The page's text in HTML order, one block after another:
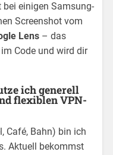
bei einigen Samsung-
Screenshot vom
Lens – das
Code und wird dir
ich generell
flexiblen VPN-
Café, Bahn) bin ich
Aktuell bekommst